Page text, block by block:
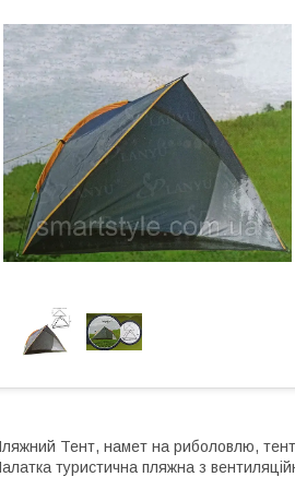
Тент, намет на риболовлю, тент
туристична пляжна з